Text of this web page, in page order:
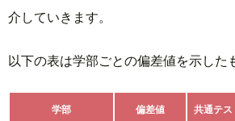
介していきます。
以下の表は学部ごとの偏差値を示した
学部 偏差値 共通テ